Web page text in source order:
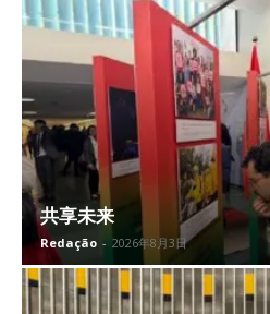
共享未来
Redação - 2026年8月3日